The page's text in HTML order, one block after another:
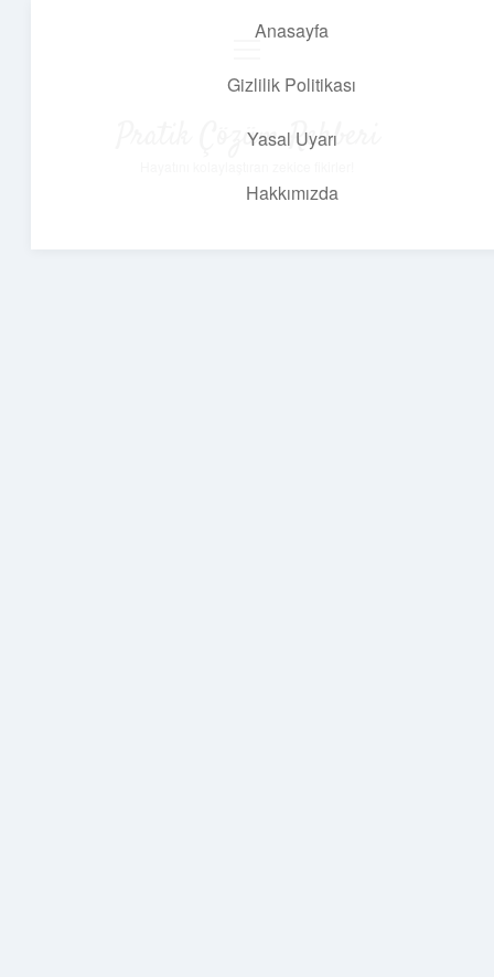
Anasayfa
Gizlilik Politikası
Yasal Uyarı
Hakkımızda
Pratik Çözüm Rehberi